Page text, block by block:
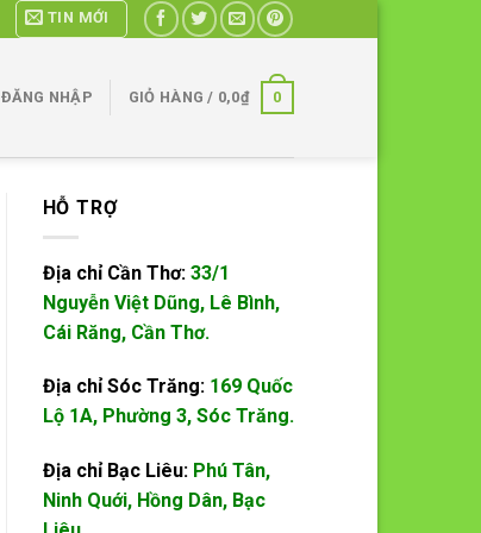
TIN MỚI
ĐĂNG NHẬP GIỎ HÀNG / 0,0₫ 0
HỖ TRỢ
Địa chỉ Cần Thơ: 33/1
Nguyễn Việt Dũng, Lê Bình,
Cái Răng, Cần Thơ.
Địa chỉ Sóc Trăng: 169 Quốc
Lộ 1A, Phường 3, Sóc Trăng.
Địa chỉ Bạc Liêu: Phú Tân,
Ninh Quới, Hồng Dân, Bạc